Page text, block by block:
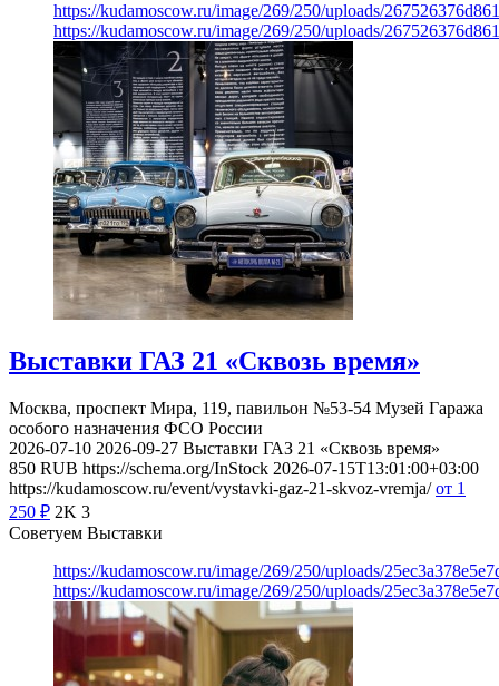
https://kudamoscow.ru/image/269/250/uploads/
https://kudamoscow.ru/image/269/250/uploads/
Выставки ГАЗ 21 «Сквозь время»
Москва, проспект Мира, 119, павильон №53-54 Музей Гаража
особого назначения ФСО России
2026-07-10 2026-09-27 Выставки ГАЗ 21 «Сквозь время»
850 RUB https://schema.org/InStock 2026-07-15T13:01:00+03:00
https://kudamoscow.ru/event/vystavki-gaz-21-skvoz-vremja/ от 1
250 ₽ 2K 3
Советуем Выставки
https://kudamoscow.ru/image/269/250/uploads/
https://kudamoscow.ru/image/269/250/uploads/